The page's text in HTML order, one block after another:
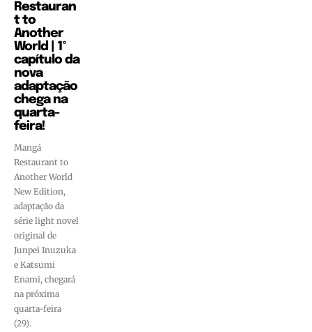
Restauran
t to
Another
World | 1º
capítulo da
nova
adaptação
chega na
quarta-
feira!
Mangá
Restaurant to
Another World
New Edition,
adaptação da
série light novel
original de
Junpei Inuzuka
e Katsumi
Enami, chegará
na próxima
quarta-feira
(29).